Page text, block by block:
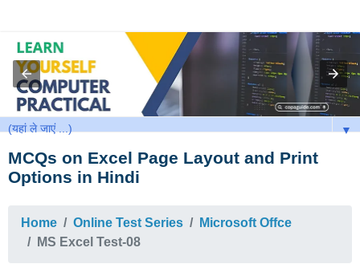
▼
MCQs on Excel Page Layout and Print
Options in Hindi
Home Online Test Series
Microsoft Offce
MS Excel Test-08